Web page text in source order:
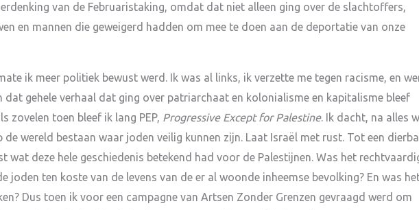
van de Februaristaking, omdat dat niet alleen ging over de slachtoffers,
en mannen die geweigerd hadden om mee te doen aan de deportatie van onze
ik meer politiek bewust werd. Ik was al links, ik verzette me tegen racisme, en
dat gehele verhaal dat ging over patriarchaat en kolonialisme en kapitalisme bleef
zovelen toen bleef ik lang PEP, Progressive Except for Palestine. Ik dacht, na alles
de wereld bestaan waar joden veilig kunnen zijn. Laat Israël met rust. Tot een
wat deze hele geschiedenis betekend had voor de Palestijnen. Was het
joden ten koste van de levens van de er al woonde inheemse bevolking? En was
Dus toen ik voor een campagne van Artsen Zonder Grenzen gevraagd werd om